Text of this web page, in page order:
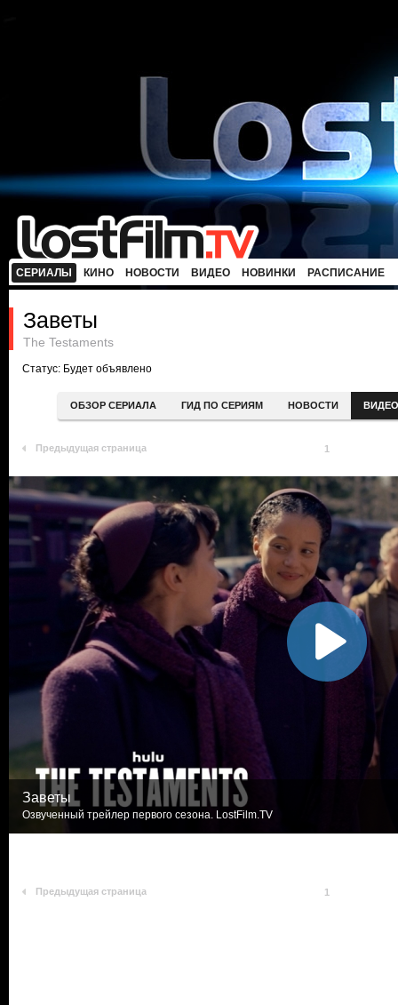
СЕРИАЛЫ КИНО НОВОСТИ ВИДЕО НОВИНКИ РАСПИСАНИЕ
Заветы
The Testaments
Статус: Будет объявлено
ОБЗОР СЕРИАЛА ГИД ПО СЕРИЯМ НОВОСТИ ВИДЕО
Предыдущая страница 1
Заветы
Озвученный трейлер первого сезона. LostFilm.TV
Предыдущая страница 1